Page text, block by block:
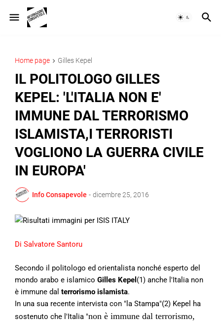
Home page Gilles Kepel
IL POLITOLOGO GILLES
KEPEL: 'L'ITALIA NON E'
IMMUNE DAL TERRORISMO
ISLAMISTA,I TERRORISTI
VOGLIONO LA GUERRA CIVILE
IN EUROPA'
Info Consapevole - dicembre 25, 2016
Di Salvatore Santoru
Secondo il politologo ed orientalista nonché esperto del
mondo arabo e islamico Gilles Kepel (1) anche l'Italia non
è immune dal terrorismo islamista.
In una sua recente intervista con "la Stampa"(2) Kepel ha
sostenuto che l'Italia "non è immune dal terrorismo,